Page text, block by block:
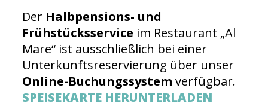
Der Halbpensions- und
Frühstücksservice im Restaurant „Al
Mare“ ist ausschließlich bei einer
Unterkunftsreservierung über unser
Online-Buchungssystem verfügbar.
SPEISEKARTE HERUNTERLADEN